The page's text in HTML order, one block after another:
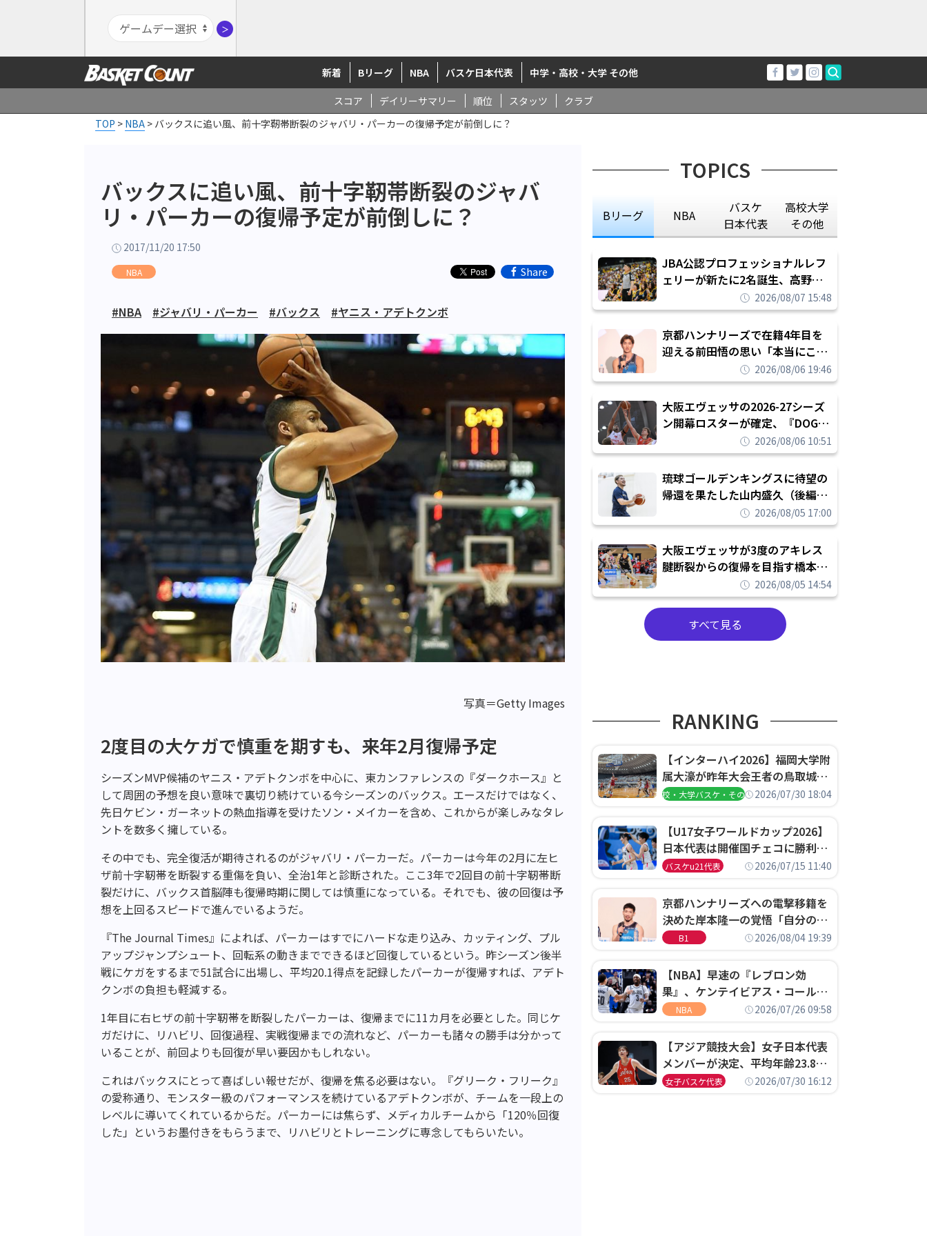
＞
新着 Bリーグ NBA バスケ日本代表 中学・高校・大学 その他
スコア デイリーサマリー 順位 スタッツ
クラブ
TOP > NBA > バックスに追い風、前十字靭帯断裂のジャバリ・パーカーの復帰予定が前倒しに？
バックスに追い風、前十字靭帯断裂のジャバ
リ・パーカーの復帰予定が前倒しに？
2017/11/20 17:50
NBA Share
#NBA #ジャバリ・パーカー #バックス #ヤニス・アデトクンボ
写真＝Getty Images
2度目の大ケガで慎重を期すも、来年2月復帰予定
シーズンMVP候補のヤニス・アデトクンボを中心に、東カンファレンスの『ダークホース』と
して周囲の予想を良い意味で裏切り続けている今シーズンのバックス。エースだけではなく、
先日ケビン・ガーネットの熱血指導を受けたソン・メイカーを含め、これからが楽しみなタレ
ントを数多く擁している。
その中でも、完全復活が期待されるのがジャバリ・パーカーだ。パーカーは今年の2月に左ヒ
ザ前十字靭帯を断裂する重傷を負い、全治1年と診断された。ここ3年で2回目の前十字靭帯断
裂だけに、バックス首脳陣も復帰時期に関しては慎重になっている。それでも、彼の回復は予
想を上回るスピードで進んでいるようだ。
『The Journal Times』によれば、パーカーはすでにハードな走り込み、カッティング、プル
アップジャンプシュート、回転系の動きまでできるほど回復しているという。昨シーズン後半
戦にケガをするまで51試合に出場し、平均20.1得点を記録したパーカーが復帰すれば、アデト
クンボの負担も軽減する。
1年目に右ヒザの前十字靭帯を断裂したパーカーは、復帰までに11カ月を必要とした。同じケ
ガだけに、リハビリ、回復過程、実戦復帰までの流れなど、パーカーも諸々の勝手は分かって
いることが、前回よりも回復が早い要因かもしれない。
これはバックスにとって喜ばしい報せだが、復帰を焦る必要はない。『グリーク・フリーク』
の愛称通り、モンスター級のパフォーマンスを続けているアデトクンボが、チームを一段上の
レベルに導いてくれているからだ。パーカーには焦らず、メディカルチームから「120％回復
した」というお墨付きをもらうまで、リハビリとトレーニングに専念してもらいたい。
TOPICS
Bリーグ NBA
バスケ
日本代表
高校大学
その他
JBA公認プロフェッショナルレフ
ェリーが新たに2名誕生、高野晃
平は16年間続けた会社員生活に別
れを告げてプロ転向を決断
2026/08/07 15:48
京都ハンナリーズで在籍4年目を
迎える前田悟の思い「本当にこの
チームで勝ちたい、負けたまま舐
められたまま終わりたくない」
2026/08/06 19:46
大阪エヴェッサの2026-27シーズ
ン開幕ロスターが確定、『DOG
FIGHT』のチームカルチャーを推
し進めて結果を求めるシーズンへ
2026/08/06 10:51
琉球ゴールデンキングスに待望の
帰還を果たした山内盛久（後編）
「1人のウチナーンチュとしてみ
んなが誇りに思えるチームにして
いく」
2026/08/05 17:00
大阪エヴェッサが3度のアキレス
腱断裂からの復帰を目指す橋本拓
哉と契約を締結「もう一度コート
に立ちたい」
2026/08/05 14:54
すべて見る
RANKING
【インターハイ2026】福岡大学附
属大濠が昨年大会王者の鳥取城北
を撃破、大阪薫英女学院は岐阜女
高校・大学バスケ・その他2026/07/30 18:04
【U17女子ワールドカップ2026】
日本代表は開催国チェコに勝利し
て予選グループ3連勝で首位通
決定
バスケu21代表 2026/07/15 11:40
京都ハンナリーズへの電撃移籍を
決めた岸本隆一の覚悟「自分のエ
ゴというちっぽけなことのため
B1 2026/08/04 19:39
【NBA】早速の『レブロン効
果』、ケンテイビアス・コールド
ウェル・ポープがセブンティシク
NBA 2026/07/26 09:58
【アジア競技大会】女子日本代表
メンバーが決定、平均年齢23.8歳
のフレッシュなメンバーが日本開
女子バスケ代表 2026/07/30 16:12